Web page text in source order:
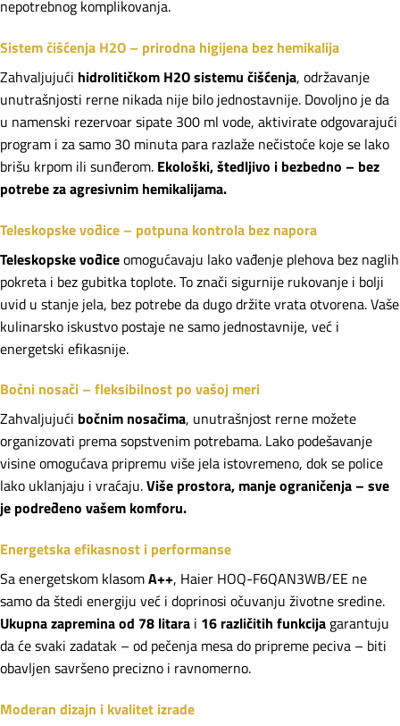
nepotrebnog komplikovanja.
Sistem čišćenja H2O – prirodna higijena bez hemikalija
Zahvaljujući hidrolitičkom H2O sistemu čišćenja, održavanje
unutrašnjosti rerne nikada nije bilo jednostavnije. Dovoljno je da
u namenski rezervoar sipate 300 ml vode, aktivirate odgovarajući
program i za samo 30 minuta para razlaže nečistoće koje se lako
brišu krpom ili sunđerom. Ekološki, štedljivo i bezbedno – bez
potrebe za agresivnim hemikalijama.
Teleskopske vođice – potpuna kontrola bez napora
Teleskopske vođiceomogućavaju lako vađenje plehova bez naglih
pokreta i bez gubitka toplote. To znači sigurnije rukovanje i bolji
uvid u stanje jela, bez potrebe da dugo držite vrata otvorena. Vaše
kulinarsko iskustvo postaje ne samo jednostavnije, već i
energetski efikasnije.
Bočni nosači – fleksibilnost po vašoj meri
Zahvaljujući bočnim nosačima, unutrašnjost rerne možete
organizovati prema sopstvenim potrebama. Lako podešavanje
visine omogućava pripremu više jela istovremeno, dok se police
lako uklanjaju i vraćaju.Više prostora, manje ograničenja – sve
je podređeno vašem komforu.
Energetska efikasnost i performanse
Sa energetskom klasomA++, Haier HOQ-F6QAN3WB/EE ne
samo da štedi energiju već i doprinosi očuvanju životne sredine.
Ukupna zapremina od 78 litara i 16 različitih funkcija garantuju
da će svaki zadatak – od pečenja mesa do pripreme peciva – biti
obavljen savršeno precizno i ravnomerno.
Moderan dizajn i kvalitet izrade